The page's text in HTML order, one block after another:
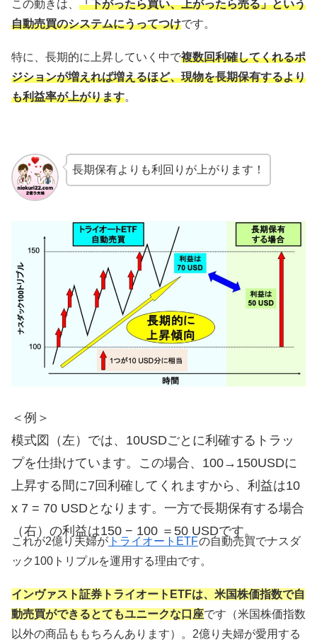
この動きは、 「下がったら買い、上がったら売る」という
自動売買のシステムにうってつけです。
特に、長期的に上昇していく中で複数回利確してくれるポ
ジションが増えれば増えるほど、現物を長期保有するより
も利益率が上がります。
長期保有よりも利回りが上がります！
＜例＞
模式図（左）では、10USDごとに利確するトラッ
プを仕掛けています。この場合、100→150USDに
上昇する間に7回利確してくれますから、利益は10
x 7 = 70 USDとなります。一方で長期保有する場合
（右）の利益は150 − 100 ＝50 USDです。
これが2億り夫婦が トライオートETFの自動売買でナスダ
ック100トリプルを運用する理由です。
インヴァスト証券トライオートETFは、 米国株価指数で自
動売買ができるとてもユニークな口座です（米国株価指数
以外の商品ももちろんあります）。2億り夫婦が愛用する